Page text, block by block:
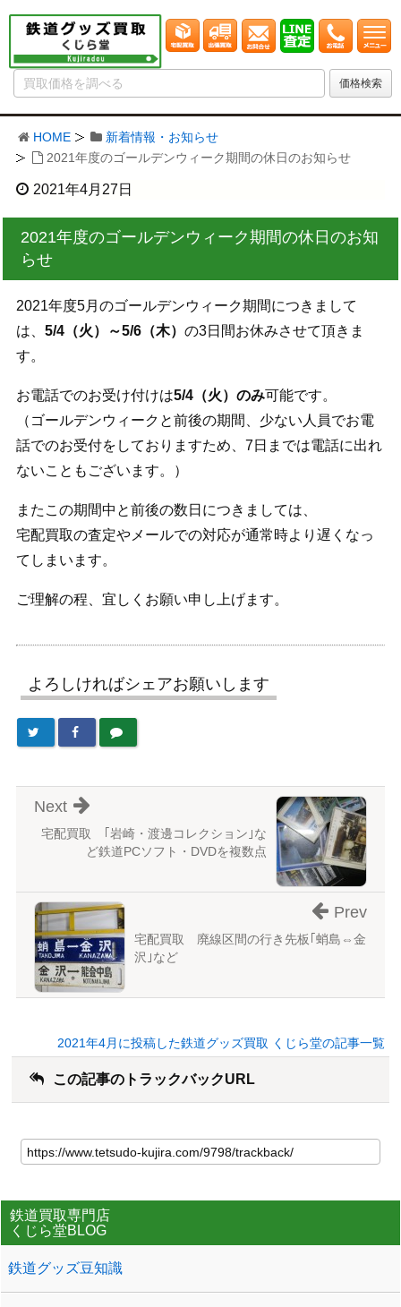
HOME
新着情報・お知らせ
2021年度のゴールデンウィーク期間の休日のお知らせ
2021年4月27日
2021年度のゴールデンウィーク期間の休日のお知
らせ
2021年度5月のゴールデンウィーク期間につきまして
は、 5/4（火）～5/6（木） の3日間お休みさせて頂きま
す。
お電話でのお受け付けは5/4（火）のみ可能です。
（ゴールデンウィークと前後の期間、少ない人員でお電
話でのお受付をしておりますため、7日までは電話に出れ
ないこともございます。）
またこの期間中と前後の数日につきましては、
宅配買取の査定やメールでの対応が通常時より遅くなっ
てしまいます。
ご理解の程、宜しくお願い申し上げます。
よろしければシェアお願いします
宅配買取 ｢岩崎・渡邊コレクション｣な
ど鉄道PCソフト・DVDを複数点
Next
宅配買取 廃線区間の行き先板｢蛸島⇔金
沢｣など
Prev
2021年4月に投稿した鉄道グッズ買取 くじら堂の記事一覧
この記事のトラックバックURL
鉄道買取専門店
くじら堂BLOG
鉄道グッズ豆知識